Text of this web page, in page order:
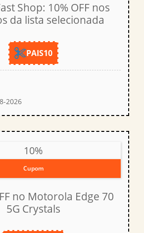
Shop: 10% OFF nos
da lista selecionada
PAIS10
2026
10%
Cupom
no Motorola Edge 70
5G Crystals